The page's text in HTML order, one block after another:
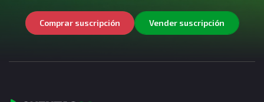
Comprar suscripción Vender suscripción